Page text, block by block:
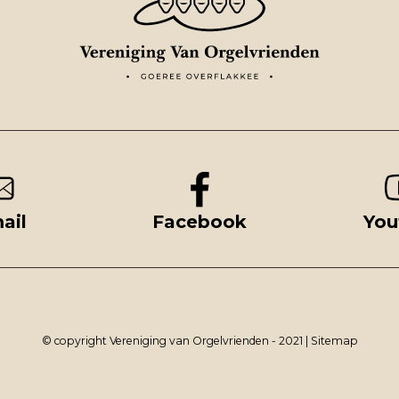
Facebook
© copyright Vereniging van Orgelvrienden - 2021 | Sitemap